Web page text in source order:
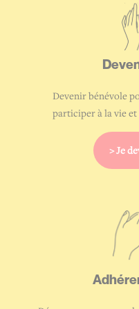
Devenir bénévole
participer à la vie et
> Je